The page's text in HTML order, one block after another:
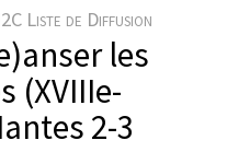
Liste de Diffusion
les
(XVIIIe-
2-3